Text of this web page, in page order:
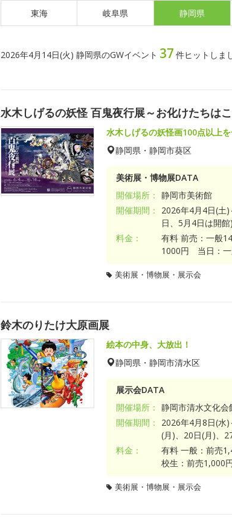
東海 岐阜県 静岡県
2026年4月14日(火) 静岡県のGWイベント 37 件ヒットしま
水木しげるの妖怪 百鬼夜行展～お化けたちは
水木しげるの妖怪画100点以上
静岡県・静岡市葵区
美術展・博物展DATA
開催場所： 静岡市美術館
開催期間：
2026年4月4日(土
日、5月4日は開
料金：
有料 前売：一般
1000円 当日：一
美術展・博物展・展示会
鈴木のりたけ大原画展
絵本の中身、大放出！
静岡県・静岡市清水区
展示会DATA
開催場所： 静岡市清水文化
開催期間：
2026年4月8日(
(月)、20日(月)
料金：
有料 一般：前売
校生：前売1,000
美術展・博物展・展示会